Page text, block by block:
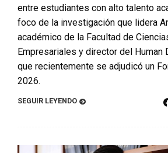
entre estudiantes con alto talento
foco de la investigación que lidera
académico de la Facultad de
Empresariales y director del Human
que recientemente se adjudicó un
2026.
SEGUIR LEYENDO